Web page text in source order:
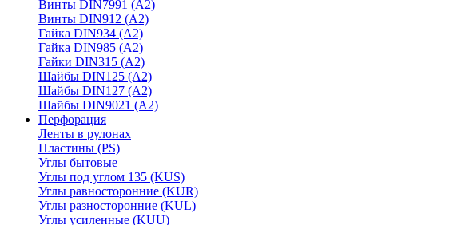
Винты DIN7991 (A2)
Винты DIN912 (A2)
Гайка DIN934 (A2)
Гайка DIN985 (A2)
Гайки DIN315 (A2)
Шайбы DIN125 (A2)
Шайбы DIN127 (A2)
Шайбы DIN9021 (A2)
Перфорация
Ленты в рулонах
Пластины (PS)
Углы бытовые
Углы под углом 135 (KUS)
Углы равносторонние (KUR)
Углы разносторонние (KUL)
Углы усиленные (KUU)